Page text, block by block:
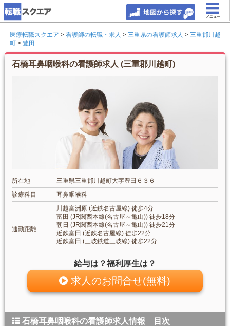
メニュー
医療転職スクエア > 看護師の転職・求人 > 三重県の看護師求人 > 三重郡川越
町 > 豊田
石橋耳鼻咽喉科の看護師求人 (三重郡川越町)
所在地
三重県三重郡川越町大字豊田６３６
診療科目
耳鼻咽喉科
通勤距離
川越富洲原 (近鉄名古屋線) 徒歩4分
富田 (JR関西本線(名古屋～亀山)) 徒歩18分
朝日 (JR関西本線(名古屋～亀山)) 徒歩21分
近鉄富田 (近鉄名古屋線) 徒歩22分
近鉄富田 (三岐鉄道三岐線) 徒歩22分
給与は？福利厚生は？
求人のお問合せ(無料)
石橋耳鼻咽喉科の看護師求人情報 目次